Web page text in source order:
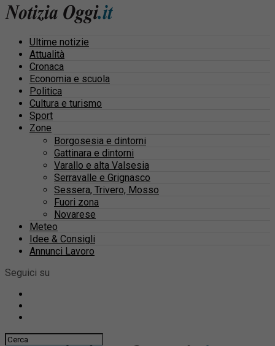
Ultime notizie
Attualità
Cronaca
Economia e scuola
Politica
Cultura e turismo
Sport
Zone
Borgosesia e dintorni
Gattinara e dintorni
Varallo e alta Valsesia
Serravalle e Grignasco
Sessera, Trivero, Mosso
Fuori zona
Novarese
Meteo
Idee & Consigli
Annunci Lavoro
Seguici su